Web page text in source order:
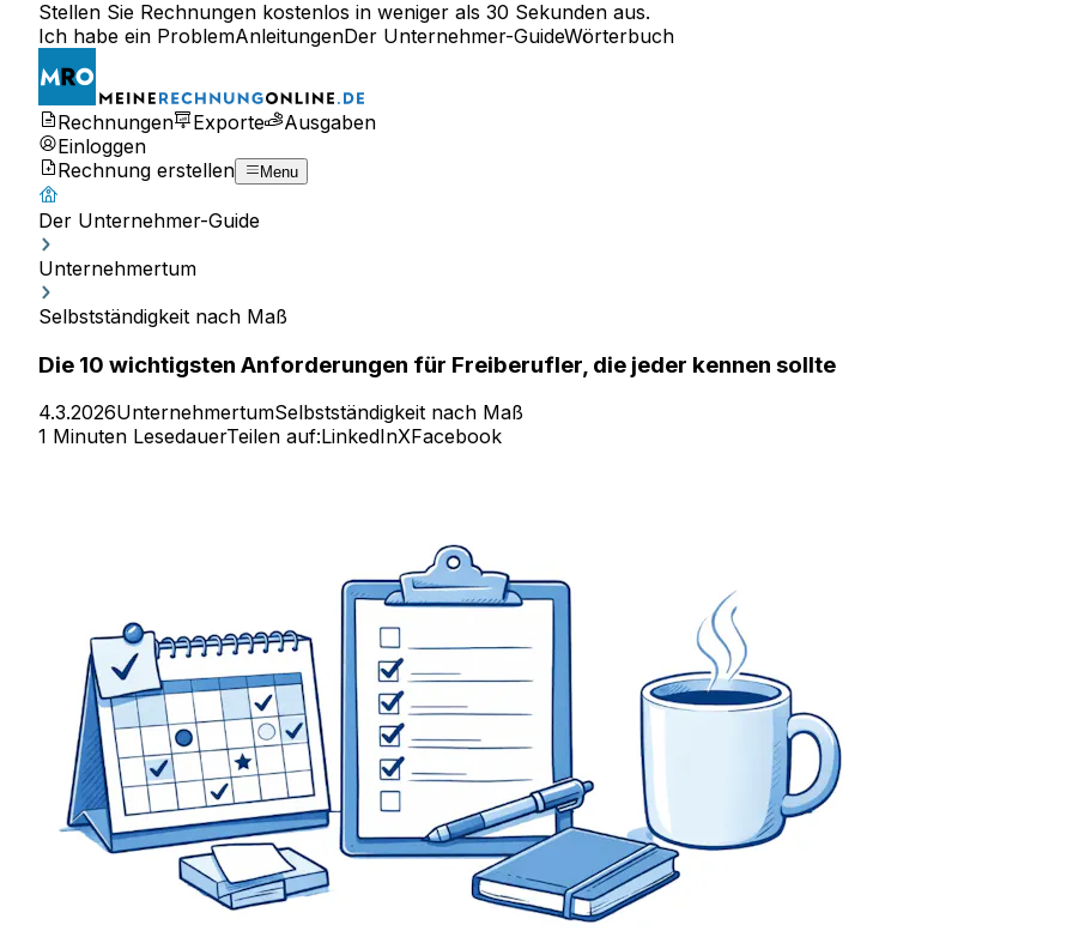
Stellen Sie Rechnungen kostenlos in weniger als 30 Sekunden aus.
Ich habe ein ProblemAnleitungenDer Unternehmer-GuideWörterbuch
Rechnungen Exporte
Ausgaben
Einloggen
Rechnung erstellen
Menu
Der Unternehmer-Guide
Unternehmertum
Selbstständigkeit nach Maß
Die 10 wichtigsten Anforderungen für Freiberufler, die jeder kennen sollte
4.3.2026UnternehmertumSelbstständigkeit nach Maß
1 Minuten LesedauerTeilen auf:LinkedInXFacebook